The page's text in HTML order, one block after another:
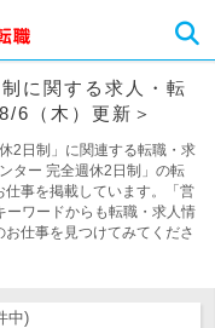
に関する求人・転
6（木）更新＞
2日制」に関連する転職・求
ター 完全週休2日制」の転
事を掲載しています。「営
ーワードからも転職・求人情
仕事を見つけてみてくださ
中)